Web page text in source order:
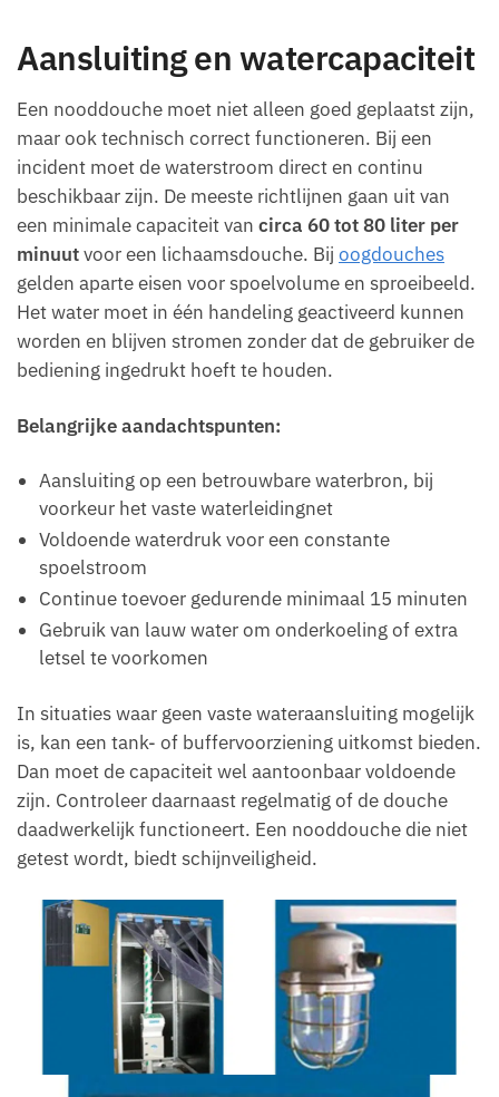
Aansluiting en watercapaciteit
Een nooddouche moet niet alleen goed geplaatst zijn,
maar ook technisch correct functioneren. Bij een
incident moet de waterstroom direct en continu
beschikbaar zijn. De meeste richtlijnen gaan uit van
een minimale capaciteit van circa 60 tot 80 liter per
minuutvoor een lichaamsdouche. Bij oogdouches
gelden aparte eisen voor spoelvolume en sproeibeeld.
Het water moet in één handeling geactiveerd kunnen
worden en blijven stromen zonder dat de gebruiker de
bediening ingedrukt hoeft te houden.
Belangrijke aandachtspunten:
Aansluiting op een betrouwbare waterbron, bij
voorkeur het vaste waterleidingnet
Voldoende waterdruk voor een constante
spoelstroom
Continue toevoer gedurende minimaal 15 minuten
Gebruik van lauw water om onderkoeling of extra
letsel te voorkomen
In situaties waar geen vaste wateraansluiting mogelijk
is, kan een tank- of buffervoorziening uitkomst bieden.
Dan moet de capaciteit wel aantoonbaar voldoende
zijn. Controleer daarnaast regelmatig of de douche
daadwerkelijk functioneert. Een nooddouche die niet
getest wordt, biedt schijnveiligheid.